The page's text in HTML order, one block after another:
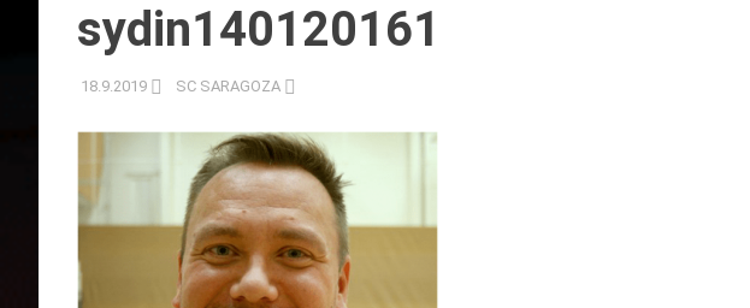
sydin140120161
18.9.2019 SC SARAGOZA